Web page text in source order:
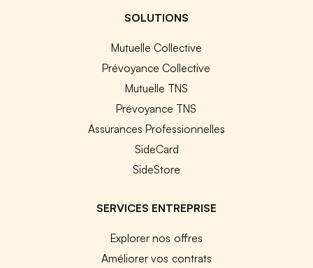
SOLUTIONS
Mutuelle Collective
Prévoyance Collective
Mutuelle TNS
Prévoyance TNS
Assurances Professionnelles
SideCard
SideStore
SERVICES ENTREPRISE
Explorer nos offres
Améliorer vos contrats